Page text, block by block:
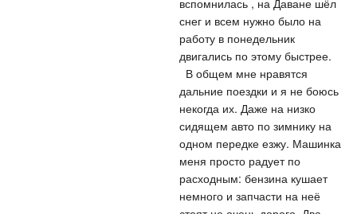
вспомнилась , на Даване шёл
снег и всем нужно было на
работу в понедельник
двигались по этому быстрее.
В общем мне нравятся
дальние поездки и я не боюсь
некогда их. Даже на низко
сидящем авто по зимнику на
одном передке езжу. Машинка
меня просто радует по
расходным: бензина кушает
немного и запчасти на неё